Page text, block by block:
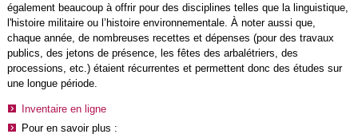
également beaucoup à offrir pour des disciplines telles que la linguistique,
l'histoire militaire ou l’histoire environnementale. À noter aussi que,
chaque année, de nombreuses recettes et dépenses (pour des travaux
publics, des jetons de présence, les fêtes des arbalétriers, des
processions, etc.) étaient récurrentes et permettent donc des études sur
une longue période.
Inventaire en ligne
Pour en savoir plus :